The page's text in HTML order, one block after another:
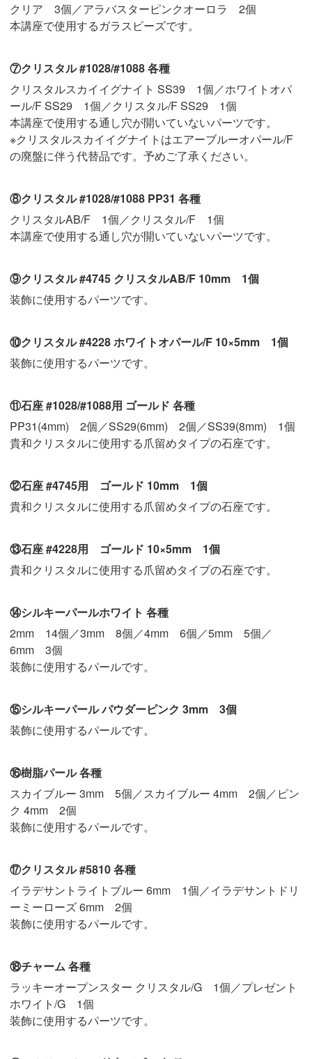
クリア 3個／アラバスターピンクオーロラ 2個
本講座で使用するガラスビーズです。
⑦クリスタル #1028/#1088 各種
クリスタルスカイイグナイト SS39 1個／ホワイトオパ
ール/F SS29 1個／クリスタル/F SS29 1個
本講座で使用する通し穴が開いていないパーツです。
※クリスタルスカイイグナイトはエアーブルーオパール/F
の廃盤に伴う代替品です。予めご了承ください。
⑧クリスタル #1028/#1088 PP31 各種
クリスタルAB/F 1個／クリスタル/F 1個
本講座で使用する通し穴が開いていないパーツです。
⑨クリスタル #4745 クリスタルAB/F 10mm 1個
装飾に使用するパーツです。
⑩クリスタル #4228 ホワイトオパール/F 10×5mm 1個
装飾に使用するパーツです。
⑪石座 #1028/#1088用 ゴールド 各種
PP31(4mm) 2個／SS29(6mm) 2個／SS39(8mm) 1個
貴和クリスタルに使用する爪留めタイプの石座です。
⑫石座 #4745用 ゴールド 10mm 1個
貴和クリスタルに使用する爪留めタイプの石座です。
⑬石座 #4228用 ゴールド 10×5mm 1個
貴和クリスタルに使用する爪留めタイプの石座です。
⑭シルキーパールホワイト 各種
2mm 14個／3mm 8個／4mm 6個／5mm 5個／
6mm 3個
装飾に使用するパールです。
⑮シルキーパール パウダーピンク 3mm 3個
装飾に使用するパールです。
⑯樹脂パール 各種
スカイブルー 3mm 5個／スカイブルー 4mm 2個／ピン
ク 4mm 2個
装飾に使用するパールです。
⑰クリスタル #5810 各種
イラデサントライトブルー 6mm 1個／イラデサントドリ
ーミーローズ 6mm 2個
装飾に使用するパールです。
⑱チャーム 各種
ラッキーオープンスター クリスタル/G 1個／プレゼント
ホワイト/G 1個
装飾に使用するパーツです。